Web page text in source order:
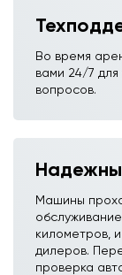
Во время
вами 24/7 для
вопросов.
Машины
километров,
дилеров.
проверка